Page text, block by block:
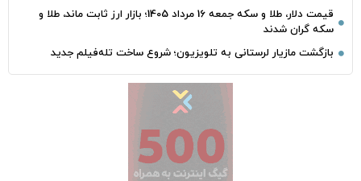
قیمت دلار، طلا و سکه جمعه 16 مرداد 1405؛ بازار ارز ثابت ماند، طلا و
سکه گران شدند
بازگشت مازیار لرستانی به تلویزیون؛ شروع ساخت تله‌فیلم جدید